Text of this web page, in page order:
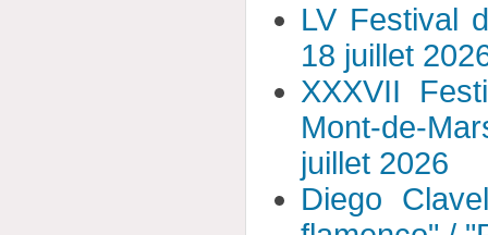
LV Festival
18 juillet
XXXVII
Mont-de-
juillet 2026
Diego